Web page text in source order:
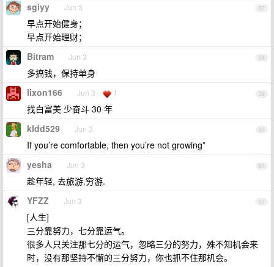
57
sgiyy Jun 3
早点开始健身；
早点开始理财；
58
Bitram Jun 3
多搞钱，保持单身
59
lixon166 Jun 3 1
找白富美 少奋斗 30 年
60
kldd529 Jun 3
If you’re comfortable, then you’re not growing”
61
yesha Jun 3
趁年轻, 去旅游.穷游.
62
YFZZ Jun 3
[人生]
三分靠努力，七分靠运气。
很多人只关注那七分的运气，忽略三分的努力，殊不知机会来
时，没有那坚持不懈的三分努力，你也抓不住那机会。